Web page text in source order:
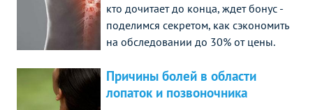
кто дочитает до конца, ждет бонус -
поделимся секретом, как сэкономить
на обследовании до 30% от цены.
Причины болей в области
лопаток и позвоночника